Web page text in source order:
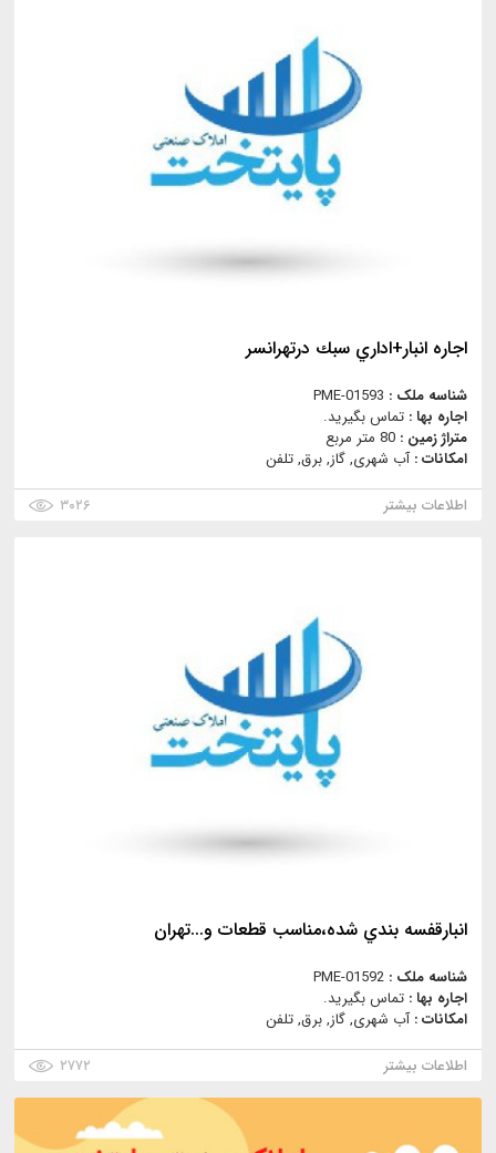
اجاره انبار+اداري سبك درتهرانسر
شناسه ملک : PME-01593
اجاره بها : تماس بگیرید.
متراژ زمین : 80 متر مربع
امکانات :آب شهری, گاز, برق, تلفن
اطلاعات بیشتر
۳۰۲۶
انبارقفسه بندي شده،مناسب قطعات و...تهران
شناسه ملک : PME-01592
اجاره بها : تماس بگیرید.
امکانات :آب شهری, گاز, برق, تلفن
اطلاعات بیشتر
۲۷۷۲